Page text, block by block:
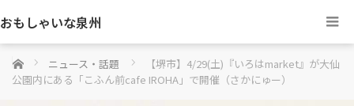
おもしゃいな泉州
ホーム ニュース・話題
【堺市】4/29(土)『いろはmarket』が大仙
公園内にある「こふん前cafe IROHA」で開催（さかにゅー）